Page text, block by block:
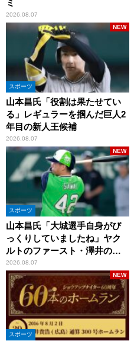
ミ
2026.08.07
スポーツ
山本昌氏「役割は果たせてい
る」レギュラーを掴んだ巨人2
年目の新人王候補
2026.08.07
NEW
スポーツ
山本昌氏「大城選手自身がび
っくりしていましたね」ヤク
ルトのファースト・澤井の判
断を評価
2026.08.07
NEW
スポーツ
NEW